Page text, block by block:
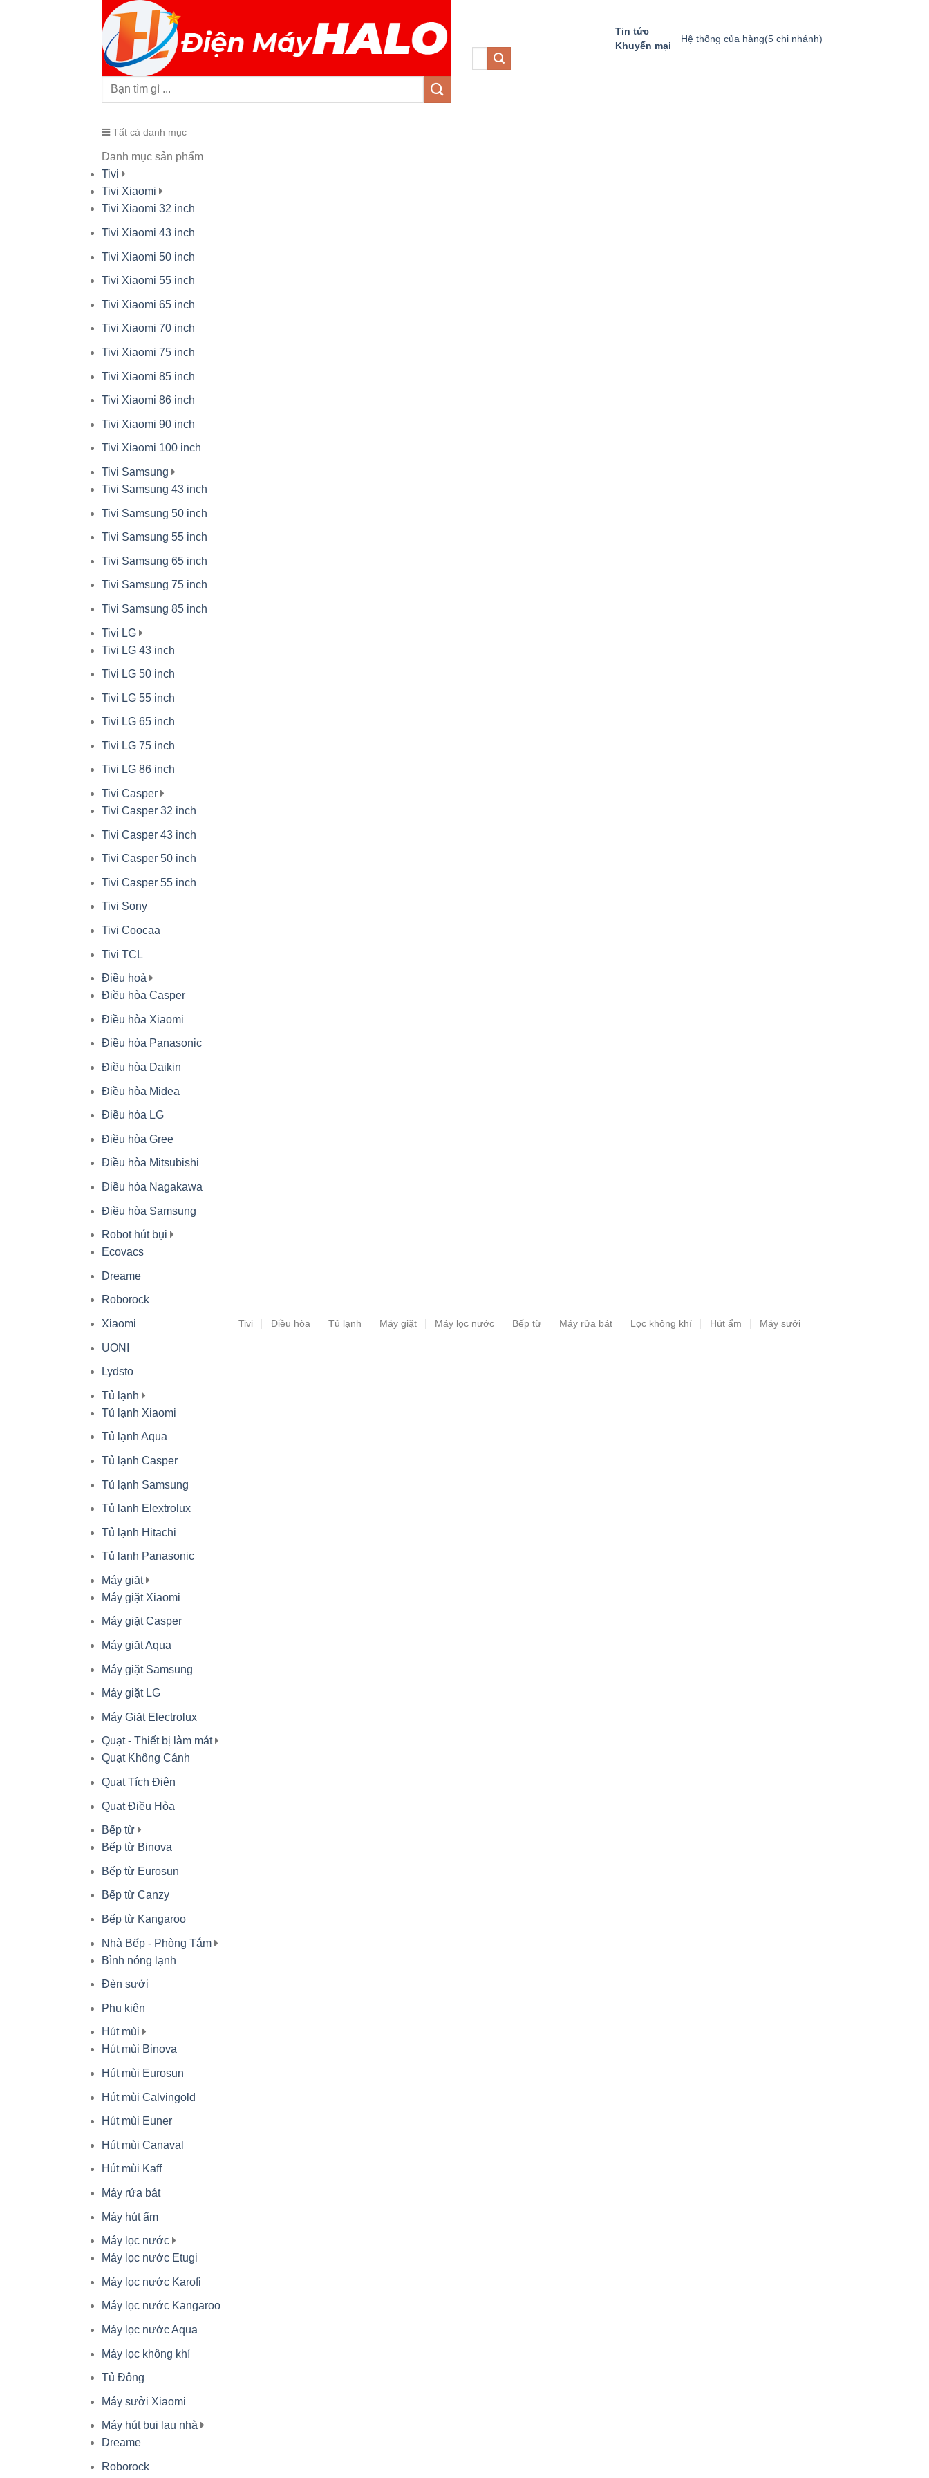
Tin tức
Khuyến mại
Hệ thống của hàng(5 chi nhánh)
Tất cả danh mục
Danh mục sản phẩm
Tivi
Tivi Xiaomi
Tivi Xiaomi 32 inch
Tivi Xiaomi 43 inch
Tivi Xiaomi 50 inch
Tivi Xiaomi 55 inch
Tivi Xiaomi 65 inch
Tivi Xiaomi 70 inch
Tivi Xiaomi 75 inch
Tivi Xiaomi 85 inch
Tivi Xiaomi 86 inch
Tivi Xiaomi 90 inch
Tivi Xiaomi 100 inch
Tivi Samsung
Tivi Samsung 43 inch
Tivi Samsung 50 inch
Tivi Samsung 55 inch
Tivi Samsung 65 inch
Tivi Samsung 75 inch
Tivi Samsung 85 inch
Tivi LG
Tivi LG 43 inch
Tivi LG 50 inch
Tivi LG 55 inch
Tivi LG 65 inch
Tivi LG 75 inch
Tivi LG 86 inch
Tivi Casper
Tivi Casper 32 inch
Tivi Casper 43 inch
Tivi Casper 50 inch
Tivi Casper 55 inch
Tivi Sony
Tivi Coocaa
Tivi TCL
Điều hoà
Điều hòa Casper
Điều hòa Xiaomi
Điều hòa Panasonic
Điều hòa Daikin
Điều hòa Midea
Điều hòa LG
Điều hòa Gree
Điều hòa Mitsubishi
Điều hòa Nagakawa
Điều hòa Samsung
Robot hút bụi
Ecovacs
Dreame
Roborock
Xiaomi
UONI
Lydsto
Tủ lạnh
Tủ lạnh Xiaomi
Tủ lạnh Aqua
Tủ lạnh Casper
Tủ lạnh Samsung
Tủ lạnh Elextrolux
Tủ lạnh Hitachi
Tủ lạnh Panasonic
Máy giặt
Máy giặt Xiaomi
Máy giặt Casper
Máy giặt Aqua
Máy giặt Samsung
Máy giặt LG
Máy Giặt Electrolux
Quạt - Thiết bị làm mát
Quạt Không Cánh
Quạt Tích Điện
Quạt Điều Hòa
Bếp từ
Bếp từ Binova
Bếp từ Eurosun
Bếp từ Canzy
Bếp từ Kangaroo
Nhà Bếp - Phòng Tắm
Bình nóng lạnh
Đèn sưởi
Phụ kiện
Hút mùi
Hút mùi Binova
Hút mùi Eurosun
Hút mùi Calvingold
Hút mùi Euner
Hút mùi Canaval
Hút mùi Kaff
Máy rửa bát
Máy hút ẩm
Máy lọc nước
Máy lọc nước Etugi
Máy lọc nước Karofi
Máy lọc nước Kangaroo
Máy lọc nước Aqua
Máy lọc không khí
Tủ Đông
Máy sưởi Xiaomi
Máy hút bụi lau nhà
Dreame
Roborock
Tivi Điều hòa Tủ lạnh Máy giặt Máy lọc nước Bếp từ Máy rửa bát Lọc không khí Hút ẩm Máy sưởi